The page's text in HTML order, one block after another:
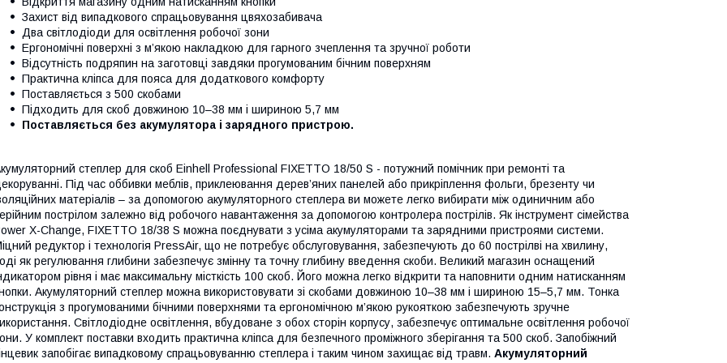
Захист від випадкового спрацьовування цвяхозабивача
Два світлодіоди для освітлення робочої зони
Ергономічні поверхні з м’якою накладкою для гарного зчеплення та зручної роботи
Відсутність подряпин на заготовці завдяки прогумованим бічним поверхням
Практична кліпса для пояса для додаткового комфорту
Поставляється з 500 скобами
Підходить для скоб довжиною 10–38 мм і шириною 5,7 мм
Поставляється без акумулятора і зарядного пристрою.
степлер для скоб Einhell Professional FIXETTO 18/50 S - потужний помічник при ремонті та
Під час оббивки меблів, приклеювання дерев’яних панелей або прикріплення фольги, брезенту чи
матеріалів – за допомогою акумуляторного степлера ви можете легко вибирати між одиничним або
пострілом залежно від робочого навантаження за допомогою контролера пострілів. Як інструмент сімейства
X-Change, FIXETTO 18/38 S можна поєднувати з усіма акумуляторами та зарядними пристроями системи.
редуктор і технологія PressAir, що не потребує обслуговування, забезпечують до 60 пострілві на хвилину,
як регулювання глибини забезпечує змінну та точну глибину введення скоби. Великий магазин оснащений
рівня і має максимальну місткість 100 скоб. Його можна легко відкрити та наповнити одним натисканням
Акумуляторний степлер можна використовувати зі скобами довжиною 10–38 мм і шириною 15–5,7 мм. Тонка
з прогумованими бічними поверхнями та ергономічною м’якою рукояткою забезпечують зручне
Світлодіодне освітлення, вбудоване з обох сторін корпусу, забезпечує оптимальне освітлення робочої
У комплект поставки входить практична кліпса для безпечного проміжного зберігання та 500 скоб. Запобіжний
запобігає випадковому спрацьовуванню степлера і таким чином захищає від травм. Акумуляторний